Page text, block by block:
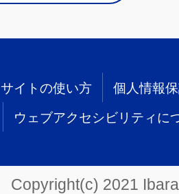
サイトの使い方 個人情報
ウェブアクセシビリティに
Copyright(c) 2021